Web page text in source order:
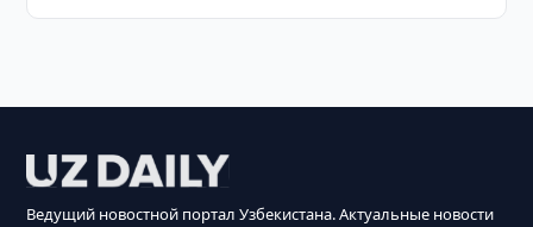
Ведущий новостной портал Узбекистана. Актуальные новости